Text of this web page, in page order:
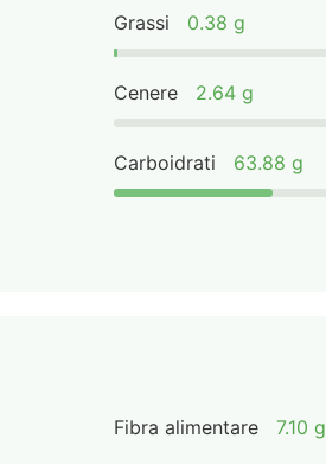
Grassi 0.38 g
Cenere 2.64 g
Carboidrati 63.88 g
Fibra alimentare 7.10 g